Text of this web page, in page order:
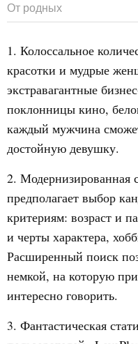
От родных
1. Колоссальное
красотки и мудрые
экстравагантные
поклонницы кино,
каждый мужчина
достойную девушку.
2. Модернизированная
предполагает выбор
критериям: возраст и
и черты характера,
Расширенный поиск
немкой, на которую
интересно говорить.
3. Фантастическая